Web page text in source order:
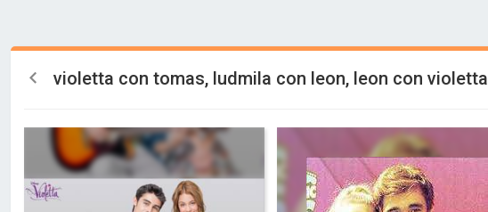
violetta con tomas, ludmila con leon, leon con